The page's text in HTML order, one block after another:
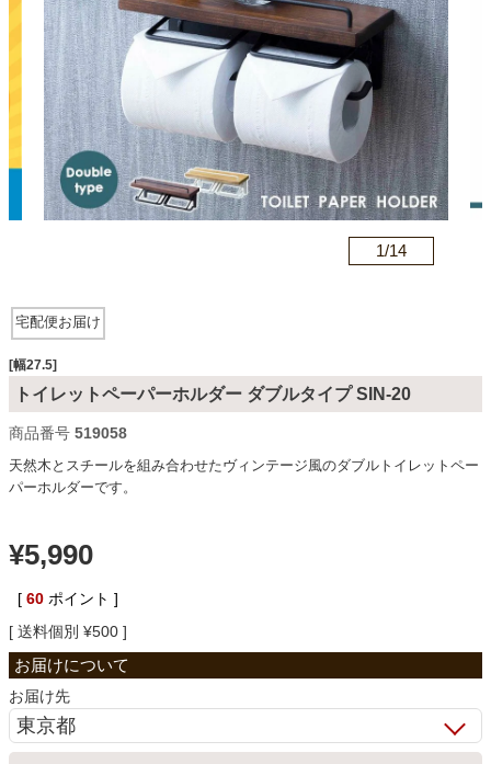
最短発送 冷感ラグ 冷感寝具 ワークデスク ウィルトンラ
カテゴリから探す
ソファ
椅子・チェア
ベッド
収納家具
学習机
1/14
宅配便お届け
[幅27.5]
トイレットペーパーホルダー ダブルタイプ SIN-20
商品番号 519058
天然木とスチールを組み合わせたヴィンテージ風のダブルトイレットペー
パーホルダーです。
¥5,990
[ 60 ポイント ]
送料個別 ¥500
お届け先